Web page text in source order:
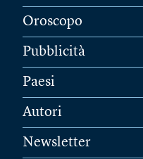
Oroscopo
Pubblicità
Paesi
Autori
Newsletter